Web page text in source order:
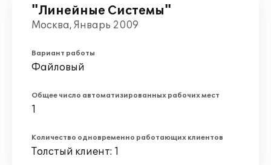
"Линейные Системы"
Москва, Январь 2009
Вариант работы
Файловый
Общее число автоматизированных рабочих мест
1
Количество одновременно работающих клиентов
Толстый клиент: 1